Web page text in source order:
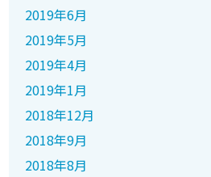
2019年6月
2019年5月
2019年4月
2019年1月
2018年12月
2018年9月
2018年8月